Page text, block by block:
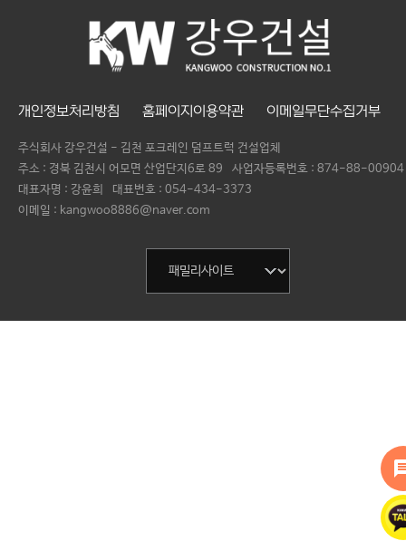
개인정보처리방침 홈페이지이용약관 이메일무단수집거부
주식회사 강우건설 - 김천 포크레인 덤프트럭 건설업체
주소 : 경북 김천시 어모면 산업단지6로 89
사업자등록번호 : 874-88-00904
대표자명 : 강윤희 대표번호 : 054-434-3373
이메일 : kangwoo8886@naver.com